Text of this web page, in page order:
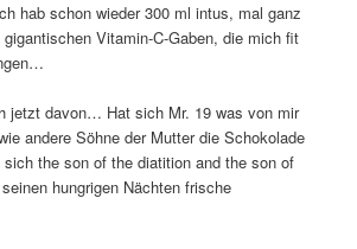
hab schon wieder 300 ml intus, mal ganz
Vitamin-C-Gaben, die mich fit
jetzt davon… Hat sich Mr. 19 was von mir
andere Söhne der Mutter die Schokolade
the son of the diatition and the son of
hungrigen Nächten frische